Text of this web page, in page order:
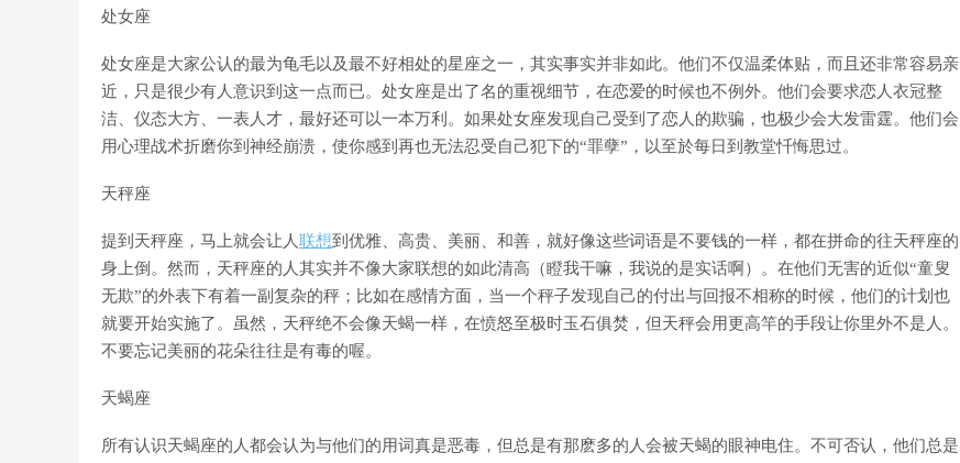
处女座
处女座是大家公认的最为龟毛以及最不好相处的星座之一，其实事实并非如此。他们不仅温柔体贴，而且还非常容易亲
近，只是很少有人意识到这一点而已。处女座是出了名的重视细节，在恋爱的时候也不例外。他们会要求恋人衣冠整
洁、仪态大方、一表人才，最好还可以一本万利。如果处女座发现自己受到了恋人的欺骗，也极少会大发雷霆。他们会
用心理战术折磨你到神经崩溃，使你感到再也无法忍受自己犯下的“罪孽”，以至於每日到教堂忏悔思过。
天秤座
提到天秤座，马上就会让人联想到优雅、高贵、美丽、和善，就好像这些词语是不要钱的一样，都在拼命的往天秤座的
身上倒。然而，天秤座的人其实并不像大家联想的如此清高（瞪我干嘛，我说的是实话啊）。在他们无害的近似“童叟
无欺”的外表下有着一副复杂的秤；比如在感情方面，当一个秤子发现自己的付出与回报不相称的时候，他们的计划也
就要开始实施了。虽然，天秤绝不会像天蝎一样，在愤怒至极时玉石俱焚，但天秤会用更高竿的手段让你里外不是人。
不要忘记美丽的花朵往往是有毒的喔。
天蝎座
所有认识天蝎座的人都会认为与他们的用词真是恶毒，但总是有那麽多的人会被天蝎的眼神电住。不可否认，他们总是